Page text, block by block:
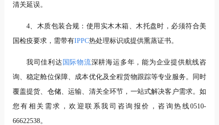
清关延误。
4、木质包装合规：使用实木木箱、木托盘时，必须符合美
国检疫要求，需带有IPPC热处理标识或提供熏蒸证书。
我司佳利达 国际物流深耕海运多年，能为企业提供航线咨
询、稳定舱位保障、成本优化及全程货物跟踪等专业服务。同时
覆盖提货、 仓储、运输、清关全环节，一站式解决客户需求。如
您有相关需求，欢迎联系我司咨询报价，咨询热线0510-
66622538。